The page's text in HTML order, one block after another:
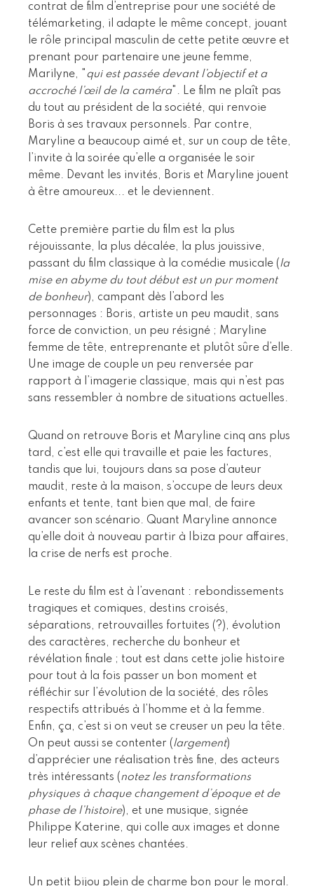
contrat de film d’entreprise pour une société de
télémarketing, il adapte le même concept, jouant
le rôle principal masculin de cette petite œuvre et
prenant pour partenaire une jeune femme,
Marilyne, " qui est passée devant l’objectif et a
accroché l’œil de la caméra". Le film ne plaît pas
du tout au président de la société, qui renvoie
Boris à ses travaux personnels. Par contre,
Maryline a beaucoup aimé et, sur un coup de tête,
l’invite à la soirée qu’elle a organisée le soir
même. Devant les invités, Boris et Maryline jouent
à être amoureux... et le deviennent.
Cette première partie du film est la plus
réjouissante, la plus décalée, la plus jouissive,
passant du film classique à la comédie musicale (la
mise en abyme du tout début est un pur moment
de bonheur), campant dès l’abord les
personnages : Boris, artiste un peu maudit, sans
force de conviction, un peu résigné ; Maryline
femme de tête, entreprenante et plutôt sûre d’elle.
Une image de couple un peu renversée par
rapport à l’imagerie classique, mais qui n’est pas
sans ressembler à nombre de situations actuelles.
Quand on retrouve Boris et Maryline cinq ans plus
tard, c’est elle qui travaille et paie les factures,
tandis que lui, toujours dans sa pose d’auteur
maudit, reste à la maison, s’occupe de leurs deux
enfants et tente, tant bien que mal, de faire
avancer son scénario. Quant Maryline annonce
qu’elle doit à nouveau partir à Ibiza pour affaires,
la crise de nerfs est proche.
Le reste du film est à l’avenant : rebondissements
tragiques et comiques, destins croisés,
séparations, retrouvailles fortuites (?), évolution
des caractères, recherche du bonheur et
révélation finale ; tout est dans cette jolie histoire
pour tout à la fois passer un bon moment et
réfléchir sur l’évolution de la société, des rôles
respectifs attribués à l’homme et à la femme.
Enfin, ça, c’est si on veut se creuser un peu la tête.
On peut aussi se contenter (largement)
d’apprécier une réalisation très fine, des acteurs
très intéressants (notez les transformations
physiques à chaque changement d’époque et de
phase de l’histoire), et une musique, signée
Philippe Katerine, qui colle aux images et donne
leur relief aux scènes chantées.
Un petit bijou plein de charme bon pour le moral.